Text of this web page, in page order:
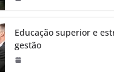
Educação superior e
gestão